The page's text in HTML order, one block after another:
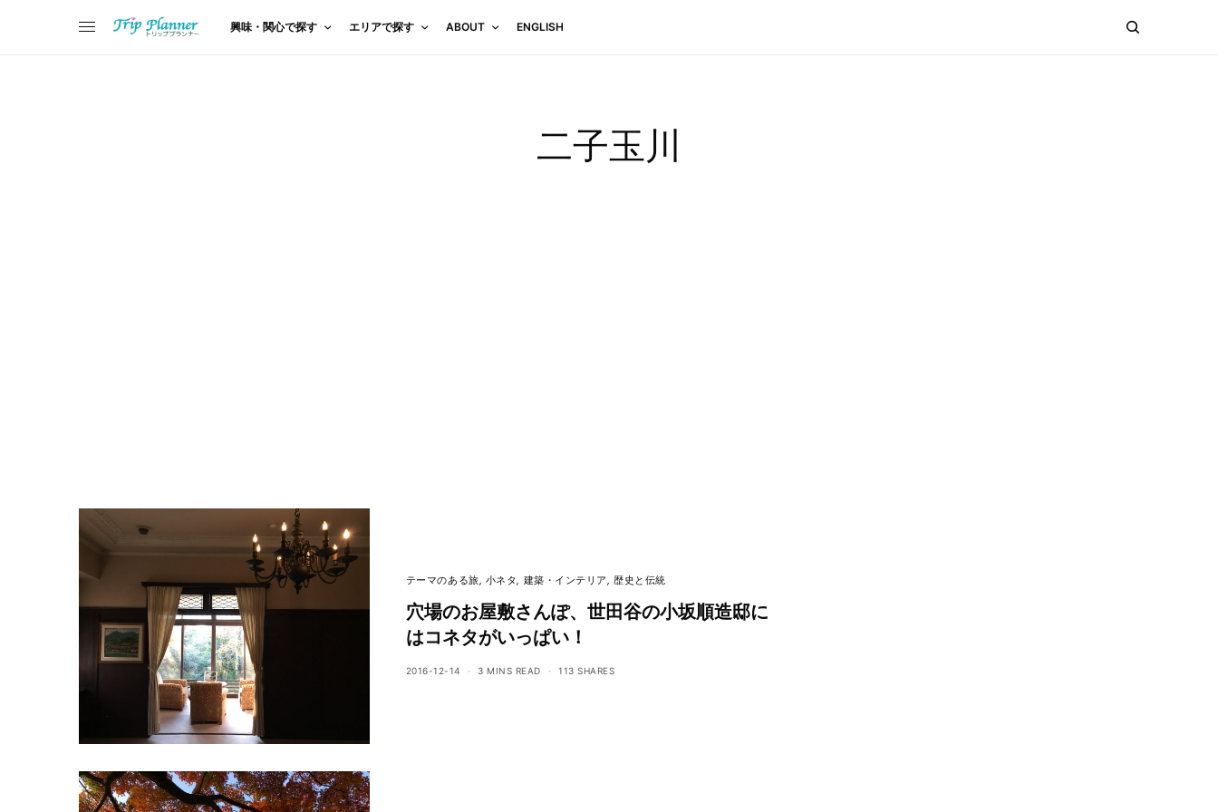
興味・関心で探す エリアで探す ABOUT ENGLISH
二子玉川
テーマのある旅 小ネタ 建築・インテリア 歴史と伝統
穴場のお屋敷さんぽ、世田谷の小坂順造邸に
はコネタがいっぱい！
2016-12-14 3 MINS READ 113 SHARES